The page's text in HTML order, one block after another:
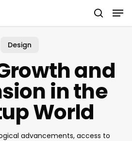
Design
and
in the
World
advancements, access to